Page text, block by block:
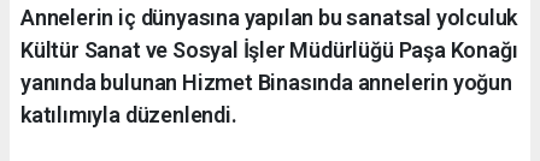
Annelerin iç dünyasına yapılan bu sanatsal yolculuk
Kültür Sanat ve Sosyal İşler Müdürlüğü Paşa Konağı
yanında bulunan Hizmet Binasında annelerin yoğun
katılımıyla düzenlendi.